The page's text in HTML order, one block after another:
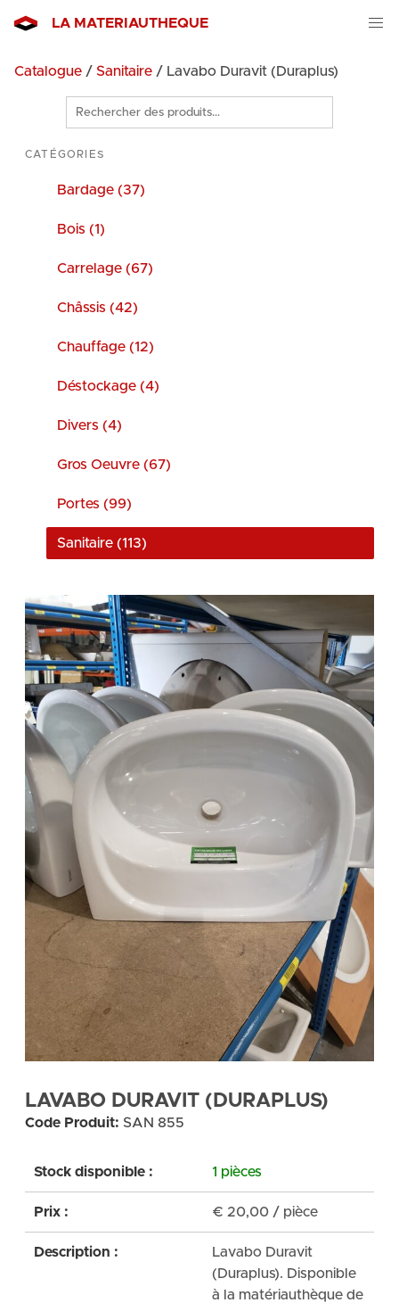
LA MATERIAUTHEQUE
Catalogue / Sanitaire / Lavabo Duravit (Duraplus)
Rechercher
des
produits
CATÉGORIES
Bardage (37)
Bois (1)
Carrelage (67)
Châssis (42)
Chauffage (12)
Déstockage (4)
Divers (4)
Gros Oeuvre (67)
Portes (99)
Sanitaire (113)
LAVABO DURAVIT (DURAPLUS)
Code Produit: SAN 855
Stock disponible : 1 pièces
Prix : € 20,00 / pièce
Description :
Lavabo Duravit
(Duraplus). Disponible
à la matériauthèque de